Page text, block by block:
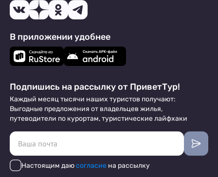
В приложении удобнее
Подпишись на рассылку от ПриветТур!
Каждый месяц тысячи наших туристов получают:
Выгодные предложения от владельцев жилья,
путеводители по курортам, туристические лайфхаки
Настоящим даюсогласие на рассылку